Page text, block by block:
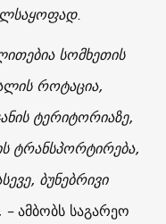
.
სომხეთის
როტაცია,
ტერიტორიაზე,
ტრანსპორტირება,
ბუნებრივი
–ამბობს საგარეო